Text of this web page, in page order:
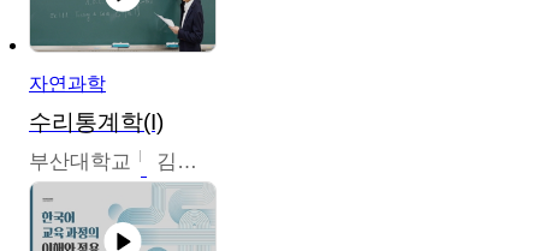
자연과학
수리통계학(I)
부산대학교 김충락